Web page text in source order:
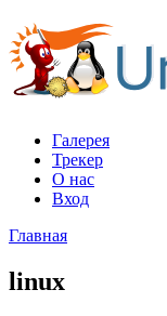
Галерея
Трекер
О нас
Вход
Главная
linux